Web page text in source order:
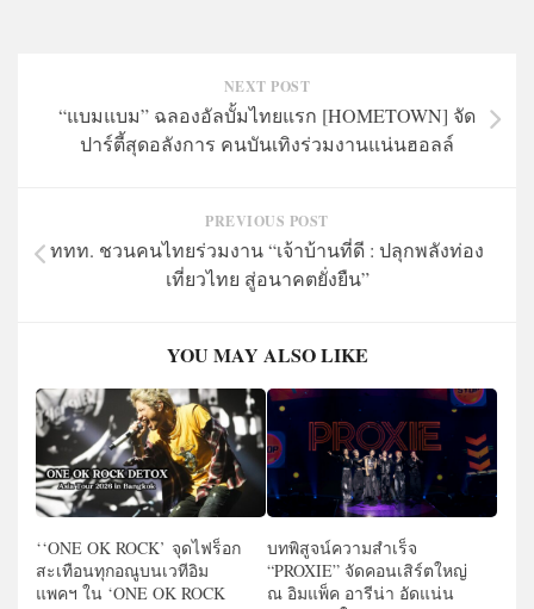
NEXT POST
“แบมแบม” ฉลองอัลบั้มไทยแรก [HOMETOWN] จัด
ปาร์ตี้สุดอลังการ คนบันเทิงร่วมงานแน่นฮอลล์
PREVIOUS POST
ททท. ชวนคนไทยร่วมงาน “เจ้าบ้านที่ดี : ปลุกพลังท่อง
เที่ยวไทย สู่อนาคตยั่งยืน”
YOU MAY ALSO LIKE
‘‘ONE OK ROCK’ จุดไฟร็อก
สะเทือนทุกอณูบนเวทีอิม
แพคฯ ใน ‘ONE OK ROCK
บทพิสูจน์ความสำเร็จ
“PROXIE” จัดคอนเสิร์ตใหญ่
ณ อิมแพ็ค อารีน่า อัดแน่น